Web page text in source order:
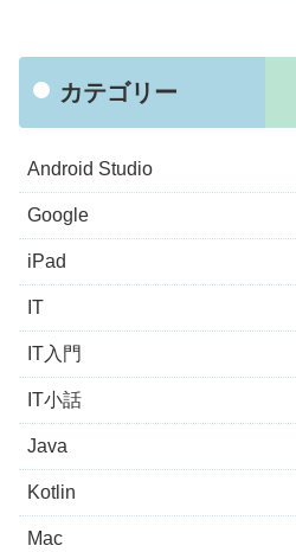
カテゴリー
Android Studio
Google
iPad
IT
IT入門
IT小話
Java
Kotlin
Mac